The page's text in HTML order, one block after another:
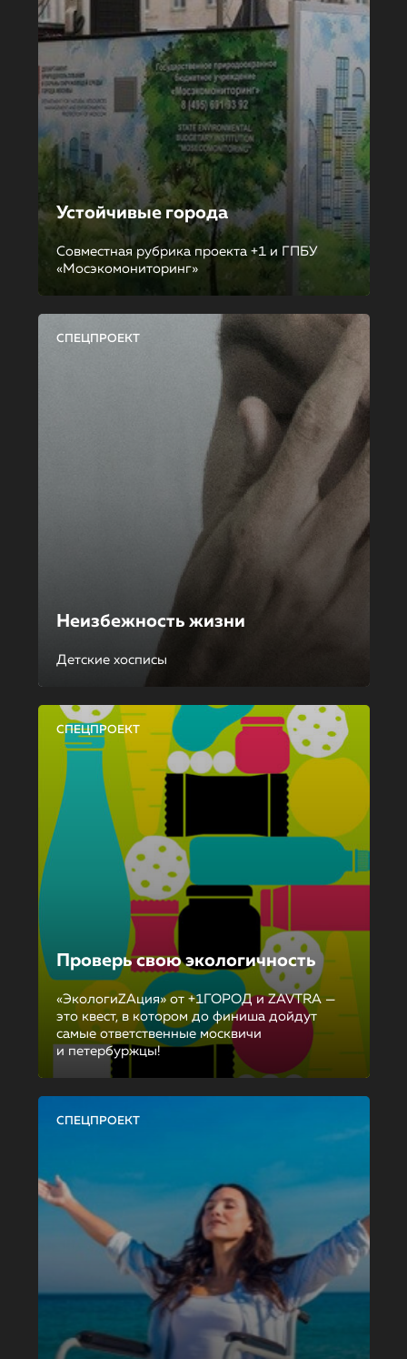
Устойчивые города
Совместная рубрика проекта +1 и ГПБУ
«Мосэкомониторинг»
СПЕЦПРОЕКТ
Неизбежность жизни
Детские хосписы
СПЕЦПРОЕКТ
Проверь свою экологичность
«ЭкологиZAция» от +1ГОРОД и ZAVTRA —
это квест, в котором до финиша дойдут
самые ответственные москвичи
и петербуржцы!
СПЕЦПРОЕКТ